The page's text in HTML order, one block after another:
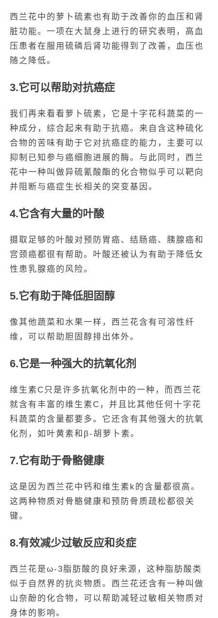
西兰花中的萝卜硫素也有助于改善你的血压和肾
脏功能。一项在大鼠身上进行的研究表明，高血
压患者在服用硫磷后肾功能得到了改善，血压也
随之降低。
3.它可以帮助对抗癌症
我们再来看看萝卜硫素，它是十字花科蔬菜的一
种成分，综合起来有助于抗癌。来自含这种硫化
合物的苦味有助于它对抗癌症的能力，主要可以
抑制已知参与癌细胞进展的酶。与此同时，西兰
花中一种叫做异硫氰酸酯的化合物似乎可以靶向
并阻断与癌症生长相关的突变基因。
4.它含有大量的叶酸
摄取足够的叶酸对预防胃癌、结肠癌、胰腺癌和
宫颈癌都很有帮助。叶酸还被认为有助于降低女
性患乳腺癌的风险。
5.它有助于降低胆固醇
像其他蔬菜和水果一样，西兰花含有可溶性纤
维，可以帮助胆固醇排出体外。
6.它是一种强大的抗氧化剂
维生素C只是许多抗氧化剂中的一种，而西兰花
就含有丰富的维生素C，并且比其他任何十字花
科蔬菜的含量都要多。它还含有其他强大的抗氧
化剂，如叶黄素和β-胡萝卜素。
7.它有助于骨骼健康
这是因为西兰花中钙和维生素k的含量都很高。
这两种物质对骨骼健康和预防骨质疏松都很关
键。
8.有效减少过敏反应和炎症
西兰花是ω-3脂肪酸的良好来源，这种脂肪酸类
似于自然界的抗炎物质。西兰花还含有一种叫做
山奈酚的化合物，可以帮助减轻过敏相关物质对
身体的影响。